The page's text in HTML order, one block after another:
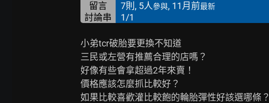
留言
7則, 5人參與, 11月前最新
討論串 1/1
小弟tcr破胎要更換不知道
三民或左營有推薦合理的店嗎？
好像有些會拿超過2年來賣！
價格應該怎麼抓比較好？
如果比較喜歡灌比較飽的輪胎彈性好該選哪條？